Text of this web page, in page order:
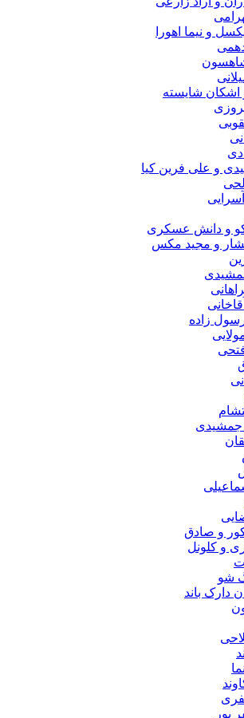
و نیما اهورا
اشکان شایسته
و علی فرین کیا
و دانش عسکری
و مجید مکس
زاده
و صادق
و کلونل
شو
دارک باند
پور